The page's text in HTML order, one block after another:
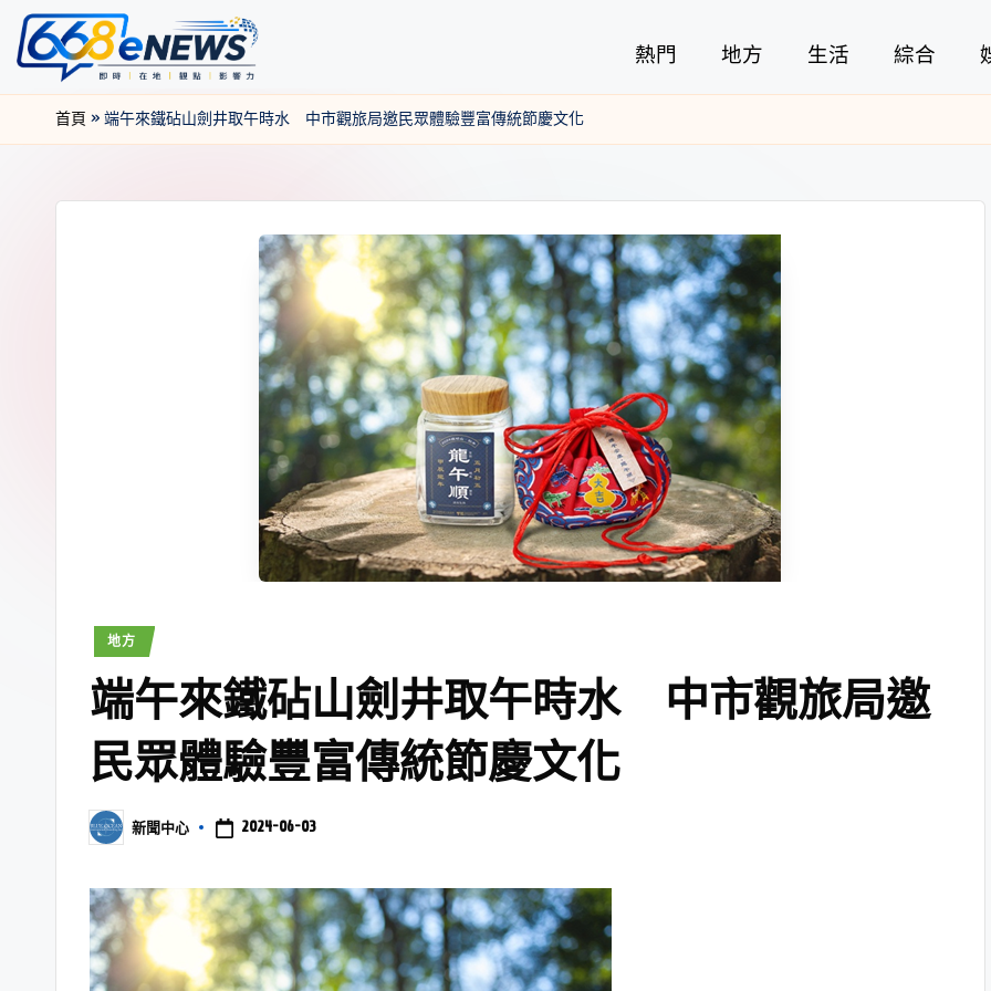
熱門 地方 生活 綜合
首頁 » 端午來鐵砧山劍井取午時水 中市觀旅局邀民眾體驗豐富傳統節慶文化
地方
端午來鐵砧山劍井取午時水 中市觀旅局邀
民眾體驗豐富傳統節慶文化
新聞中心 2024-06-03